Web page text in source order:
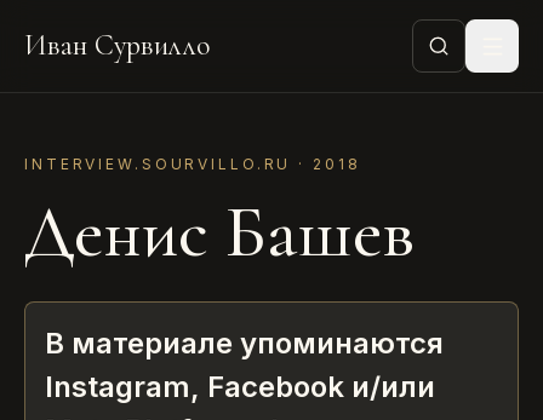
Иван Сурвилло
INTERVIEW.SOURVILLO.RU · 2018
Денис Башев
В материале упоминаются
Instagram, Facebook и/или